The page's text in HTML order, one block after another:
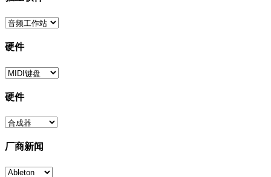
硬件
硬件
厂商新闻